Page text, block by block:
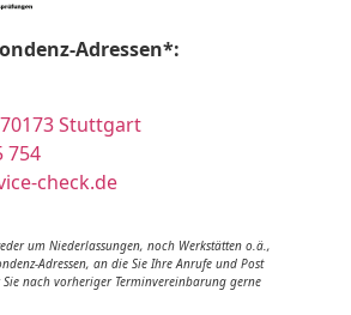
Adressen*:
Stuttgart
754
check.de
um Niederlassungen, noch Werkstätten o.ä.,
Adressen, an die Sie Ihre Anrufe und Post
nach vorheriger Terminvereinbarung gerne